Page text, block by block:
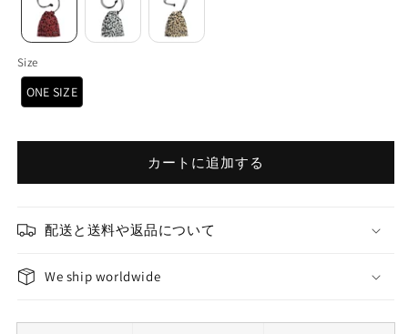
Size
ONE SIZE
カートに追加する
配送と送料や返品について
We ship worldwide